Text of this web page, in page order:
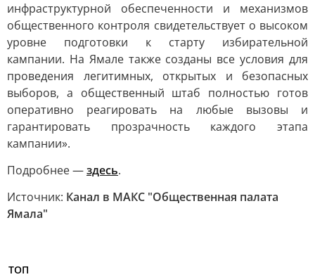
инфраструктурной обеспеченности и механизмов
общественного контроля свидетельствует о высоком
уровне подготовки к старту избирательной
кампании. На Ямале также созданы все условия для
проведения легитимных, открытых и безопасных
выборов, а общественный штаб полностью готов
оперативно реагировать на любые вызовы и
гарантировать прозрачность каждого этапа
кампании».
Подробнее —здесь.
Источник: Канал в МАКС "Общественная палата
Ямала"
ТОП